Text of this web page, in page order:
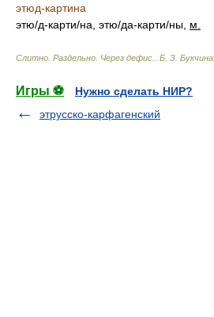
этюд-картина
этю/д-карти/на, этю/да-карти/ны, м.
Слитно. Раздельно. Через дефис. Б. З. Букчина
Игры ⚽
Нужно сделать НИР?
этрусско-карфагенский